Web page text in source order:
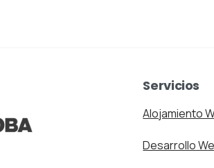
Servicios
Alojamiento
Desarrollo